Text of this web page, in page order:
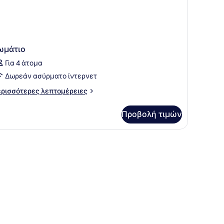
Για 4 άτομα
Δωρεάν ασύρματο ίντερνετ
λεπτομέρειες
Προβολή τιμών